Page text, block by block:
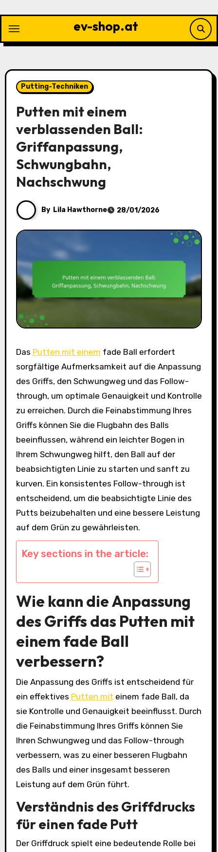
content
ev-shop.at
Putting-Techniken
Putten mit einem
verblassenden Ball:
Griffanpassung,
Schwungbahn,
Nachschwung
By Lila Hawthorne 28/01/2026
Das Putten mit einem fade Ball erfordert
sorgfältige Aufmerksamkeit auf die Anpassung
des Griffs, den Schwungweg und das Follow-
through, um optimale Genauigkeit und Kontrolle
zu erreichen. Durch die Feinabstimmung Ihres
Griffs können Sie die Flugbahn des Balls
beeinflussen, während ein leichter Bogen in
Ihrem Schwungweg hilft, den Ball auf der
beabsichtigten Linie zu starten und sanft zu
kurven. Ein konsistentes Follow-through ist
entscheidend, um die beabsichtigte Linie des
Putts beizubehalten und eine bessere Leistung
auf dem Grün zu gewährleisten.
Key sections in the article:
Wie kann die Anpassung
des Griffs das Putten mit
einem fade Ball
verbessern?
Die Anpassung des Griffs ist entscheidend für
ein effektives Putten mit einem fade Ball, da
sie Kontrolle und Genauigkeit beeinflusst. Durch
die Feinabstimmung Ihres Griffs können Sie
Ihren Schwungweg und das Follow-through
verbessern, was zu einer besseren Flugbahn
des Balls und einer insgesamt besseren
Leistung auf dem Grün führt.
Verständnis des Griffdrucks
für einen fade Putt
Der Griffdruck spielt eine bedeutende Rolle bei